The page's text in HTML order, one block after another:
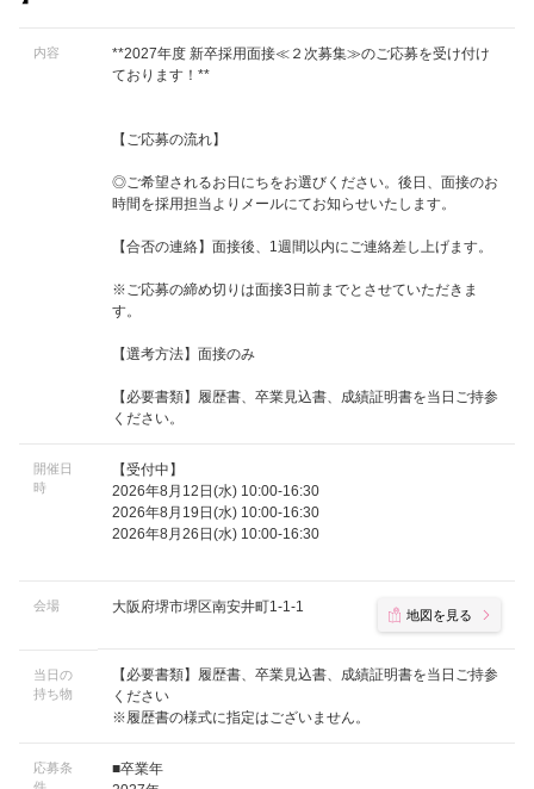
内容
**2027年度 新卒採用面接≪２次募集≫のご応募を受け付け
ております！**
【ご応募の流れ】
◎ご希望されるお日にちをお選びください。後日、面接のお
時間を採用担当よりメールにてお知らせいたします。
【合否の連絡】面接後、1週間以内にご連絡差し上げます。
※ご応募の締め切りは面接3日前までとさせていただきま
す。
【選考方法】面接のみ
【必要書類】履歴書、卒業見込書、成績証明書を当日ご持参
ください。
開催日
時
【受付中】
2026年8月12日(水) 10:00-16:30
2026年8月19日(水) 10:00-16:30
2026年8月26日(水) 10:00-16:30
会場 大阪府堺市堺区南安井町1-1-1 地図を見る
当日の
持ち物
【必要書類】履歴書、卒業見込書、成績証明書を当日ご持参
ください
※履歴書の様式に指定はございません。
応募条
■卒業年